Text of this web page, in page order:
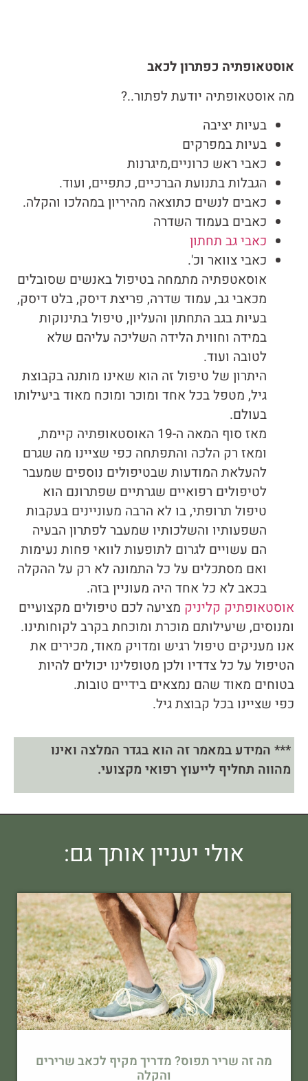
אוסטאופתיה כפתרון לכאב
מה אוסטאופתיה יודעת לפתור..?
בעיות יציבה
בעיות במפרקים
כאבי ראש כרוניים,מיגרנות
הגבלות בתנועת הברכיים, כתפיים, ועוד.
כאבים לנשים כתוצאה מהיריון במהלכו והקלה.
כאבים בעמוד השדרה
כאבי גב תחתון
כאבי צוואר וכ'.
אוסאטפתיה מתמחה בטיפול באנשים שסובלים
מכאבי גב, עמוד שדרה, פריצת דיסק, בלט דיסק,
בעיות בגב התחתון והעליון, טיפול בתינוקות
במידה וחווית הלידה השליכה עליהם שלא
לטובה ועוד.
היתרון של טיפול זה הוא שאינו מותנה בקבוצת
גיל, מטפל בכל אחד ומוכר ומוכח מאוד ביעילותו
בעולם.
מאז סוף המאה ה-19 האוסטאופתיה קיימת,
ומאז רק הלכה והתפתחה כפי שציינו מה שגרם
להעלאת המודעות שבטיפולים נוספים שמעבר
לטיפולים רפואיים שגרתיים שפתרונם הוא
טיפול תרופתי, בו לא הרבה מעוניינים בעקבות
השפעותיו והשלכותיו שמעבר לפתרון הבעיה
הם עשויים לגרום לתופעות לוואי פחות נעימות
ואם מסתכלים על כל התמונה לא רק על ההקלה
בכאב לא כל אחד היה מעוניין בזה.
אוסטאופתיק קליניק מציעה לכם טיפולים מקצועיים
ומנוסים, שיעילותם מוכרת ומוכחת בקרב לקוחותינו.
אנו מעניקים טיפול רגיש ומדויק מאוד, מכירים את
הטיפול על כל צדדיו ולכן מטופלינו יכולים להיות
בטוחים מאוד שהם נמצאים בידיים טובות.
כפי שציינו בכל קבוצת גיל.
*** המידע במאמר זה הוא בגדר המלצה ואינו
מהווה תחליף לייעוץ רפואי מקצועי.
אולי יעניין אותך גם:
מה זה שריר תפוס? מדריך מקיף לכאב שרירים
והקלה